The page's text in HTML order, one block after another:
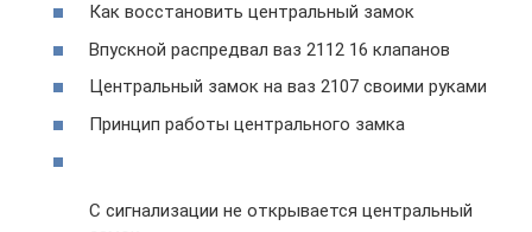
Как восстановить центральный замок
Впускной распредвал ваз 2112 16 клапанов
Центральный замок на ваз 2107 своими руками
Принцип работы центрального замка
С сигнализации не открывается центральный